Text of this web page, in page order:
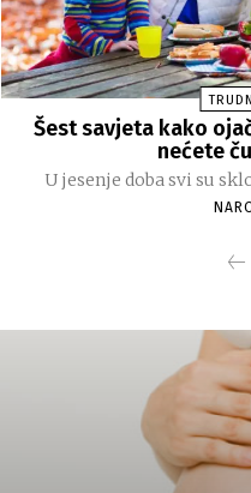
Šest savjeta kako
nećete
U jesenje doba svi su